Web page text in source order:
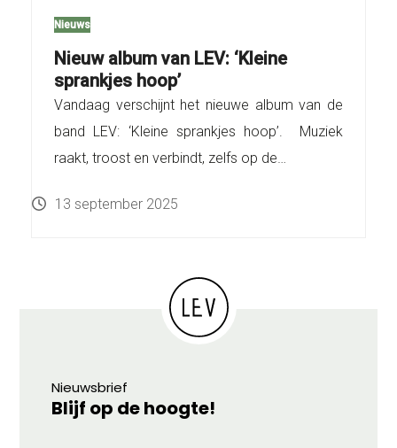
Nieuws
Nieuw album van LEV: ‘Kleine
sprankjes hoop’
Vandaag verschijnt het nieuwe album van de
band LEV: ‘Kleine sprankjes hoop’. Muziek
raakt, troost en verbindt, zelfs op de…
13 september 2025
Nieuwsbrief
Blijf op de hoogte!